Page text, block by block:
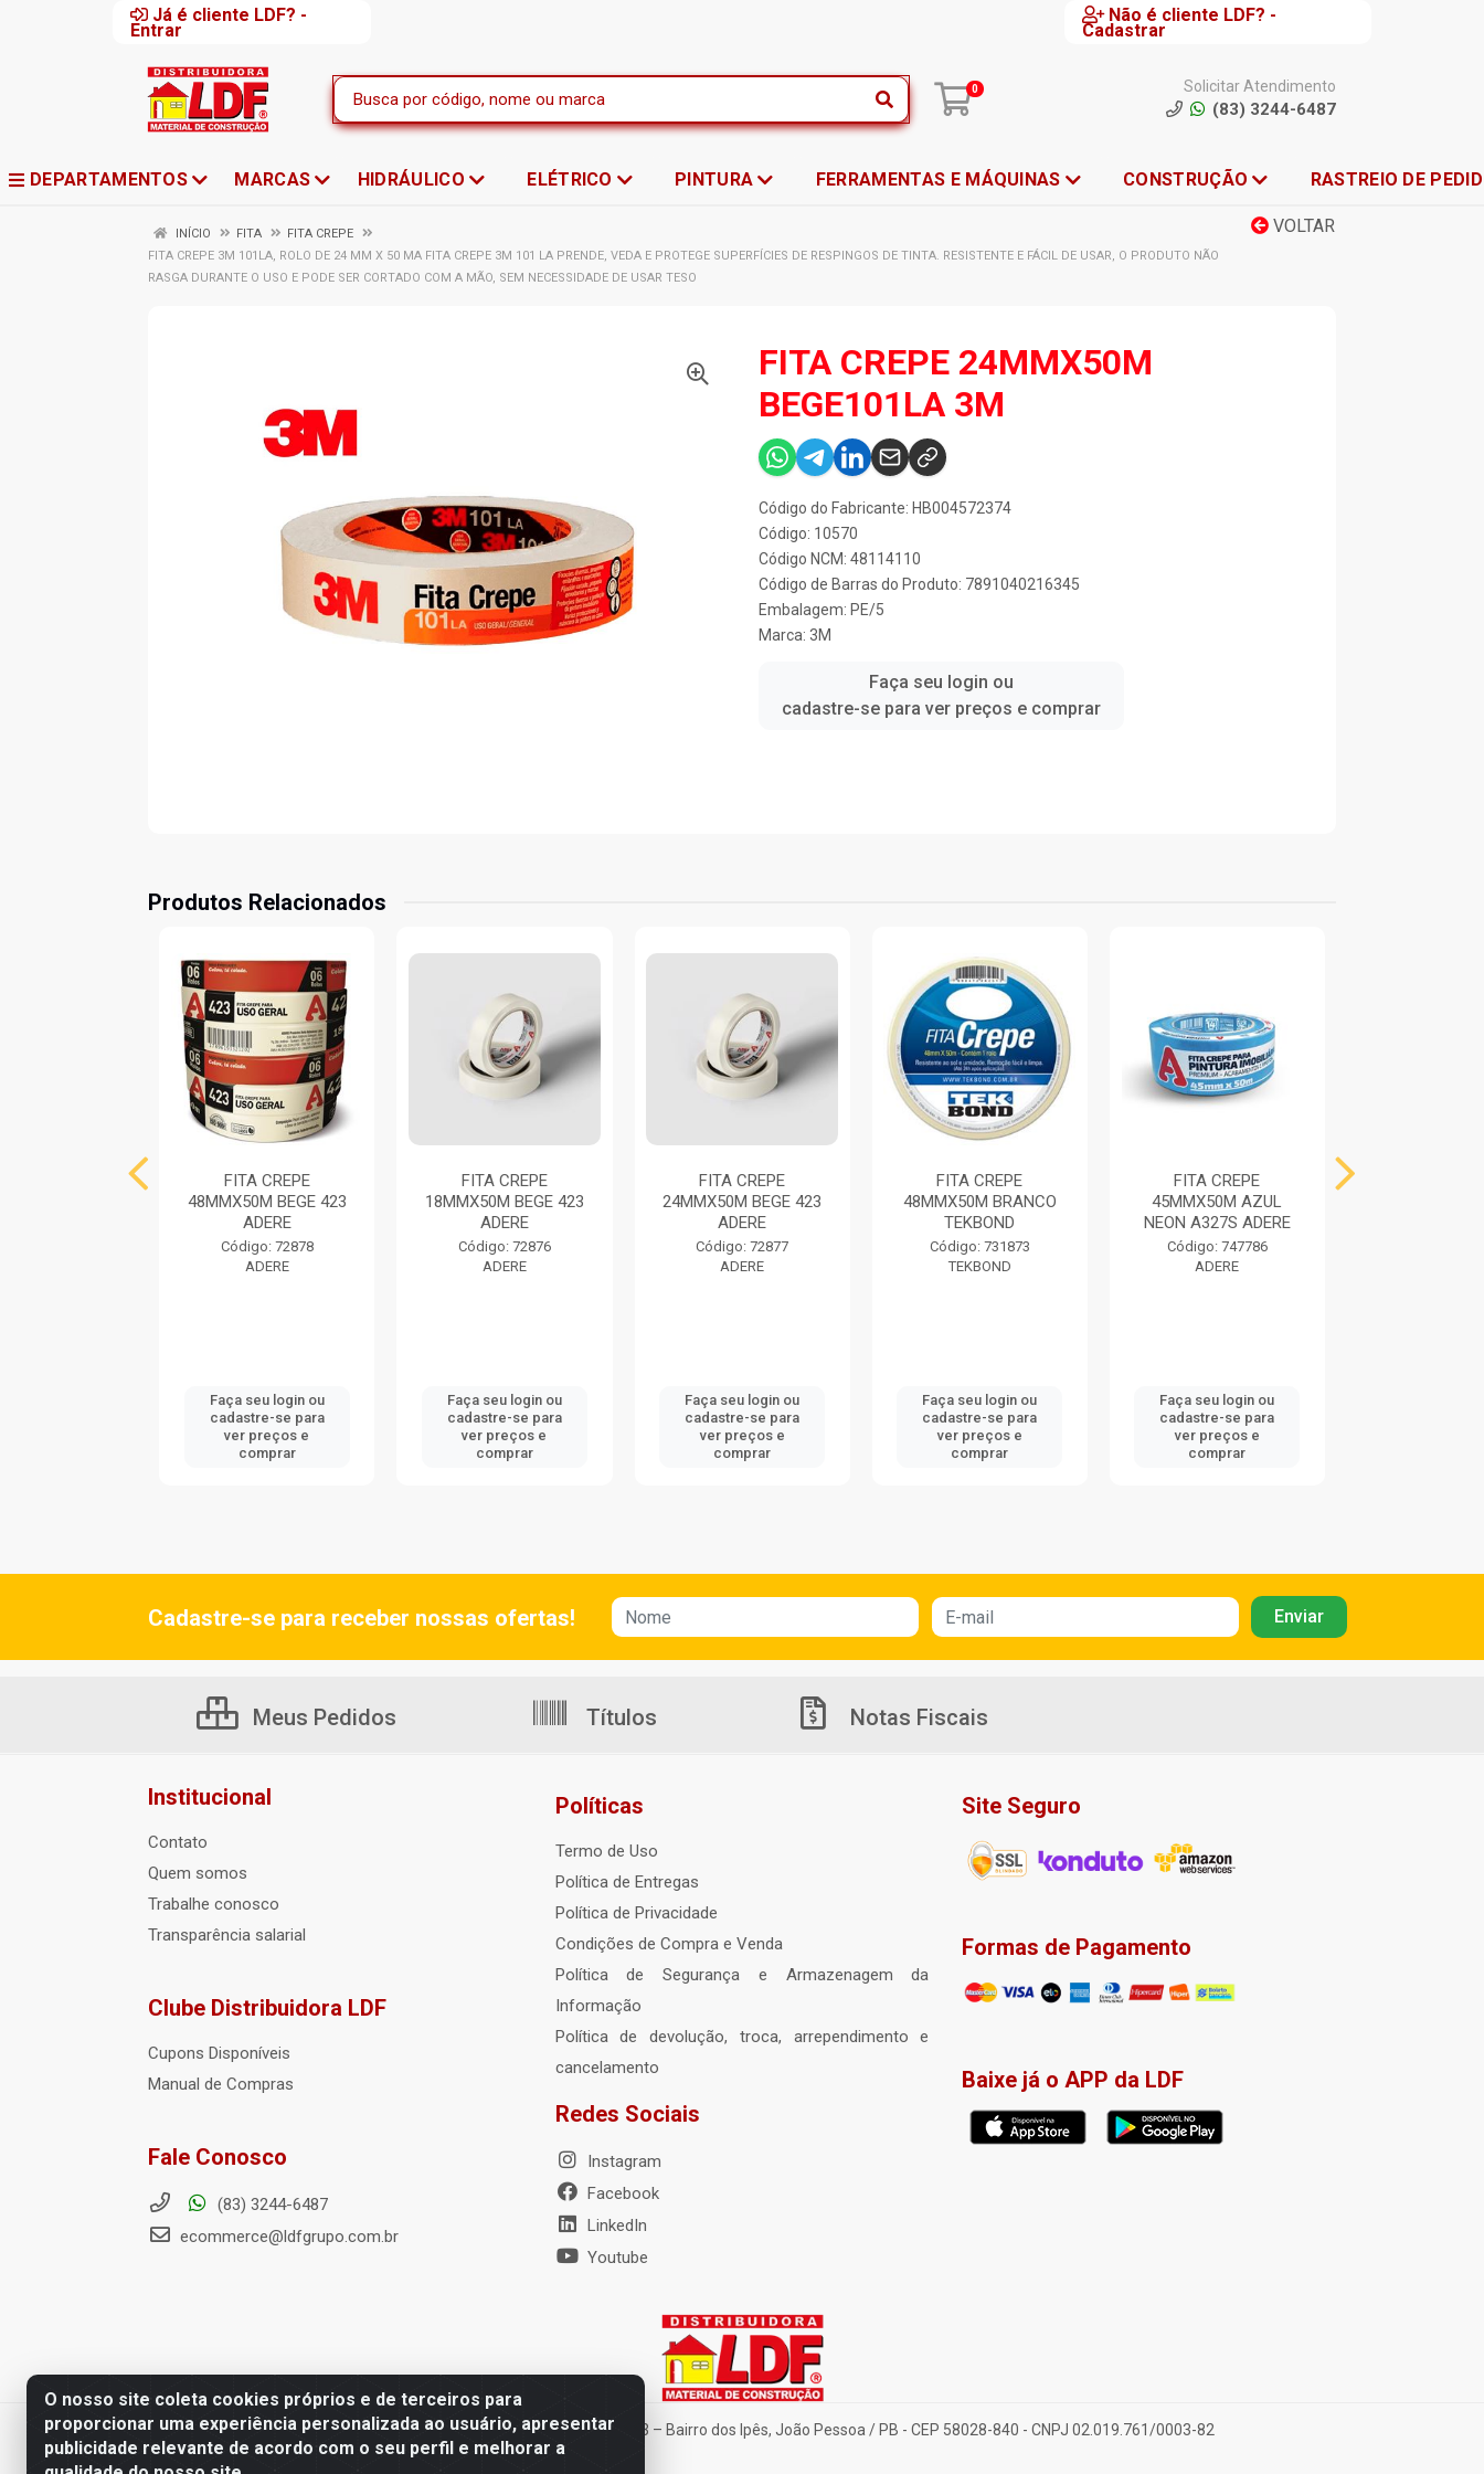
Já é cliente LDF? -
Entrar
Não é cliente LDF? -
Cadastrar
0 Solicitar Atendimento
(83) 3244-6487
DEPARTAMENTOS MARCAS HIDRÁULICO ELÉTRICO PINTURA FERRAMENTAS E MÁQUINAS CONSTRUÇÃO RASTREIO DE
VOLTAR
INÍCIO FITA
FITA CREPE
FITA CREPE 3M 101LA, ROLO DE 24 MM X 50 MA FITA CREPE 3M 101 LA PRENDE, VEDA E PROTEGE SUPERFÍCIES DE RESPINGOS DE TINTA. RESISTENTE E FÁCIL DE USAR, O PRODUTO NÃO
RASGA DURANTE O USO E PODE SER CORTADO COM A MÃO, SEM NECESSIDADE DE USAR TESO
FITA CREPE 24MMX50M
BEGE101LA 3M
Código do Fabricante: HB004572374
Código: 10570
Código NCM: 48114110
Código de Barras do Produto: 7891040216345
Embalagem: PE/5
Marca: 3M
Faça seu login ou
cadastre-se para ver preços e comprar
Produtos Relacionados
FITA CREPE
48MMX50M BEGE 423
ADERE
Código: 72878
ADERE
Faça seu login ou
cadastre-se para
ver preços e
comprar
FITA CREPE
18MMX50M BEGE 423
ADERE
Código: 72876
ADERE
Faça seu login ou
cadastre-se para
ver preços e
comprar
FITA CREPE
24MMX50M BEGE 423
ADERE
Código: 72877
ADERE
Faça seu login ou
cadastre-se para
ver preços e
comprar
FITA CREPE
48MMX50M BRANCO
TEKBOND
Código: 731873
TEKBOND
Faça seu login ou
cadastre-se para
ver preços e
comprar
FITA CREPE
45MMX50M AZUL
NEON A327S ADERE
Código: 747786
ADERE
Faça seu login ou
cadastre-se para
ver preços e
comprar
O nosso site coleta cookies próprios e de terceiros para
proporcionar uma experiência personalizada ao usuário, apresentar
publicidade relevante de acordo com o seu perfil e melhorar a
Cadastre-se para receber nossas ofertas!
Meus Pedidos Títulos Notas Fiscais
Institucional
Contato
Quem somos
Trabalhe conosco
Transparência salarial
Clube Distribuidora LDF
Cupons Disponíveis
Manual de Compras
Fale Conosco
(83) 3244-6487
ecommerce@ldfgrupo.com.br
Políticas
Termo de Uso
Política de Entregas
Política de Privacidade
Condições de Compra e Venda
Política de Segurança e Armazenagem da
Informação
Política de devolução, troca, arrependimento e
cancelamento
Redes Sociais
Instagram
Facebook
LinkedIn
Youtube
Site Seguro
Formas de Pagamento
Baixe já o APP da LDF
Distribuidora LDF - Av. Presidente Tancredo Neves, 203 – Bairro dos Ipês, João Pessoa / PB - CEP 58028-840 - CNPJ 02.019.761/0003-82